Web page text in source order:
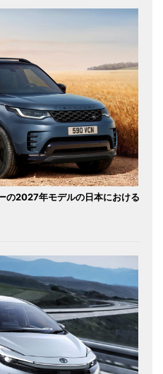
の2027年モデルの日本における